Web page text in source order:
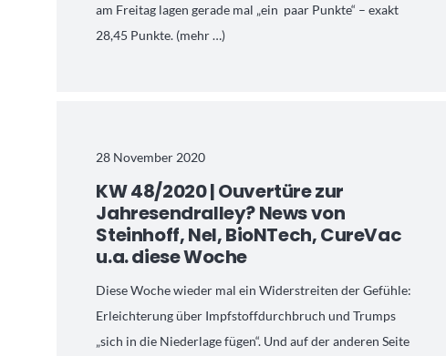
am Freitag lagen gerade mal „ein paar Punkte“ – exakt
28,45 Punkte. (mehr …)
28 November 2020
KW 48/2020 | Ouvertüre zur
Jahresendralley? News von
Steinhoff, Nel, BioNTech, CureVac
u.a. diese Woche
Diese Woche wieder mal ein Widerstreiten der Gefühle:
Erleichterung über Impfstoffdurchbruch und Trumps
„sich in die Niederlage fügen“. Und auf der anderen Seite